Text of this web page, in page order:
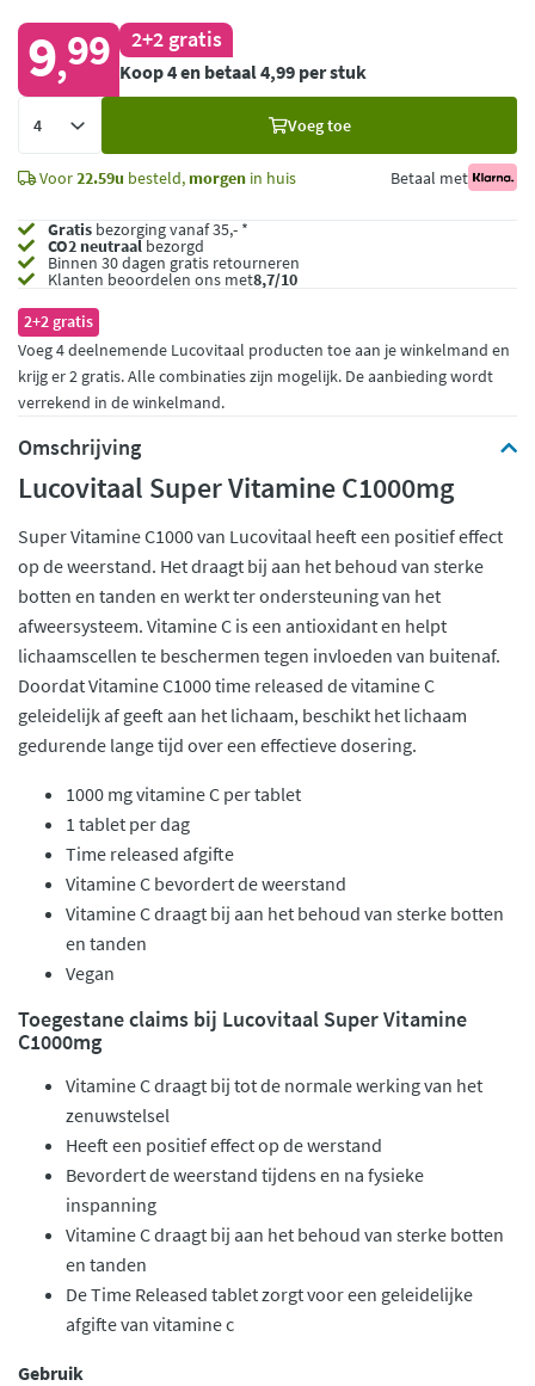
9,99 2+2 gratis
Koop 4 en betaal 4,99 per stuk
Voeg toe
Voor22.59u besteld, morgen in huis Betaal met
Gratis bezorging vanaf 35,- *
CO2 neutraalbezorgd
Binnen 30 dagen gratis retourneren
Klanten beoordelen ons met8,7/10
2+2 gratis
Voeg 4 deelnemende Lucovitaal producten toe aan je winkelmand en
krijg er 2 gratis. Alle combinaties zijn mogelijk. De aanbieding wordt
verrekend in de winkelmand.
Omschrijving
Lucovitaal Super Vitamine C1000mg
Super Vitamine C1000 van Lucovitaal heeft een positief effect
op de weerstand. Het draagt bij aan het behoud van sterke
botten en tanden en werkt ter ondersteuning van het
afweersysteem. Vitamine C is een antioxidant en helpt
lichaamscellen te beschermen tegen invloeden van buitenaf.
Doordat Vitamine C1000 time released de vitamine C
geleidelijk af geeft aan het lichaam, beschikt het lichaam
gedurende lange tijd over een effectieve dosering.
1000 mg vitamine C per tablet
1 tablet per dag
Time released afgifte
Vitamine C bevordert de weerstand
Vitamine C draagt bij aan het behoud van sterke botten
en tanden
Vegan
Toegestane claims bij Lucovitaal Super Vitamine
C1000mg
Vitamine C draagt bij tot de normale werking van het
zenuwstelsel
Heeft een positief effect op de werstand
Bevordert de weerstand tijdens en na fysieke
inspanning
Vitamine C draagt bij aan het behoud van sterke botten
en tanden
De Time Released tablet zorgt voor een geleidelijke
afgifte van vitamine c
Gebruik